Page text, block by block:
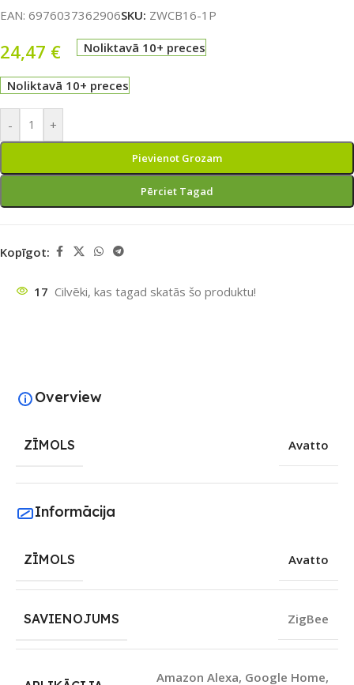
EAN: 6976037362906SKU: ZWCB16-1P
24,47 € Noliktavā 10+ preces
Noliktavā 10+ preces
- +
Pievienot Grozam
Pērciet Tagad
Kopīgot:
17 Cilvēki, kas tagad skatās šo produktu!
Overview
ZĪMOLS Avatto
Informācija
ZĪMOLS Avatto
SAVIENOJUMS ZigBee
Amazon Alexa, Google Home,